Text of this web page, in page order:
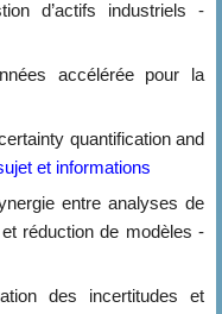
d’actifs industriels -
accélérée pour la
quantification and
et informations
entre analyses de
réduction de modèles -
des incertitudes et